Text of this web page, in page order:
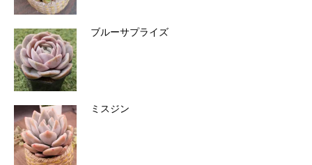
ブルーサプライズ
ミスジン